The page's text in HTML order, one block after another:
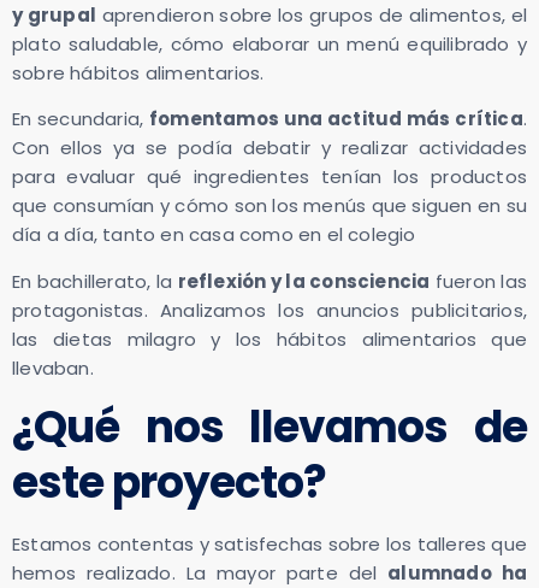
y grupal aprendieron sobre los grupos de alimentos, el
plato saludable, cómo elaborar un menú equilibrado y
sobre hábitos alimentarios.
En secundaria, fomentamos una actitud más crítica.
Con ellos ya se podía debatir y realizar actividades
para evaluar qué ingredientes tenían los productos
que consumían y cómo son los menús que siguen en su
día a día, tanto en casa como en el colegio
En bachillerato, la reflexión y la consciencia fueron las
protagonistas. Analizamos los anuncios publicitarios,
las dietas milagro y los hábitos alimentarios que
llevaban.
¿Qué nos llevamos de
este proyecto?
Estamos contentas y satisfechas sobre los talleres que
hemos realizado. La mayor parte del alumnado ha